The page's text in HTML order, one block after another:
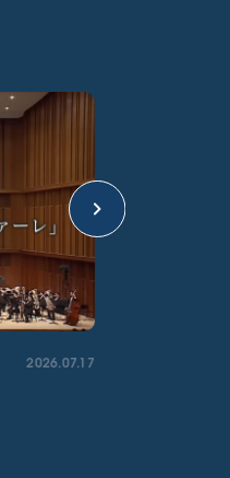
2026.07.17